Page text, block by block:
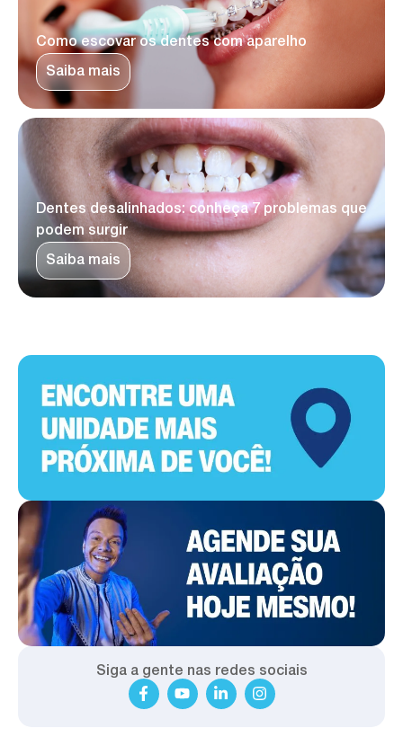
Como escovar os dentes com aparelho
Saiba mais
Dentes desalinhados: conheça 7 problemas que
podem surgir
Saiba mais
Siga a gente nas redes sociais